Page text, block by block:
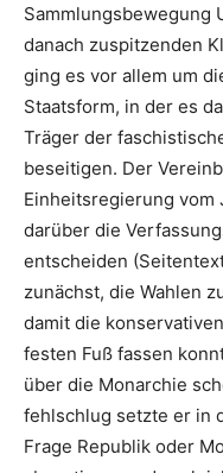
Sammlungsbewegung
danach zuspitzenden
ging es vor allem um
Staatsform, in der es
Träger der
beseitigen. Der
Einheitsregierung
darüber die
entscheiden
zunächst, die Wahlen
damit die
festen Fuß fassen
über die Monarchie
fehlschlug setzte er in
Frage Republik oder